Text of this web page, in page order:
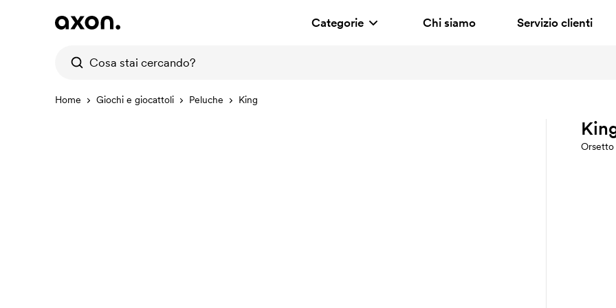
Categorie Chi siamo Servizio clienti
Home Giochi e giocattoli Peluche King
Orsetto